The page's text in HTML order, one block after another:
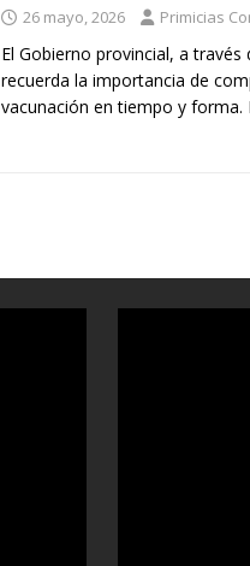
26 mayo, 2026 Primicias
El Gobierno provincial, a
recuerda la importancia de
vacunación en tiempo y forma.